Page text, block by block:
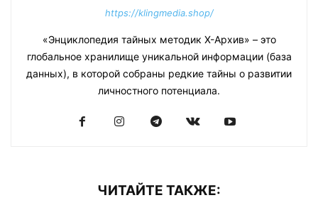
https://klingmedia.shop/
«Энциклопедия тайных методик Х-Архив» – это
глобальное хранилище уникальной информации (база
данных), в которой собраны редкие тайны о развитии
личностного потенциала.
ЧИТАЙТЕ ТАКЖЕ: